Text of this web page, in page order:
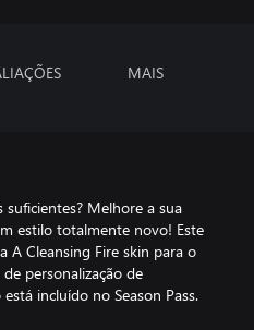
MAIS
Melhore a sua
estilo totalmente novo! Este
A Cleansing Fire skin para o
personalização de
incluído no Season Pass.